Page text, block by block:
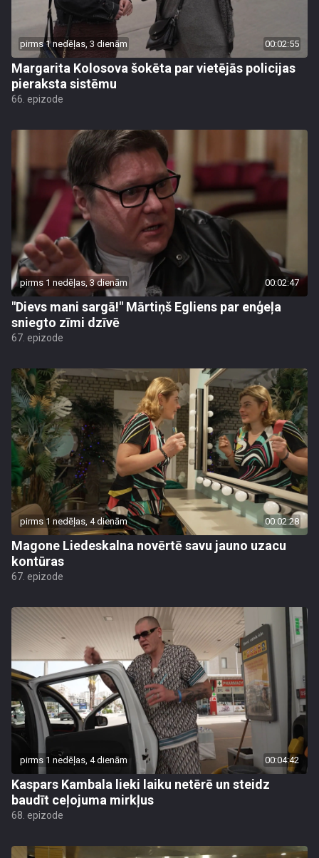
pirms 1 nedēļas, 3 dienām 00:02:55
Margarita Kolosova šokēta par vietējās policijas
pieraksta sistēmu
66. epizode
pirms 1 nedēļas, 3 dienām 00:02:47
"Dievs mani sargā!" Mārtiņš Egliens par enģeļa
sniegto zīmi dzīvē
67. epizode
pirms 1 nedēļas, 4 dienām 00:02:28
Magone Liedeskalna novērtē savu jauno uzacu
kontūras
67. epizode
pirms 1 nedēļas, 4 dienām 00:04:42
Kaspars Kambala lieki laiku netērē un steidz
baudīt ceļojuma mirkļus
68. epizode